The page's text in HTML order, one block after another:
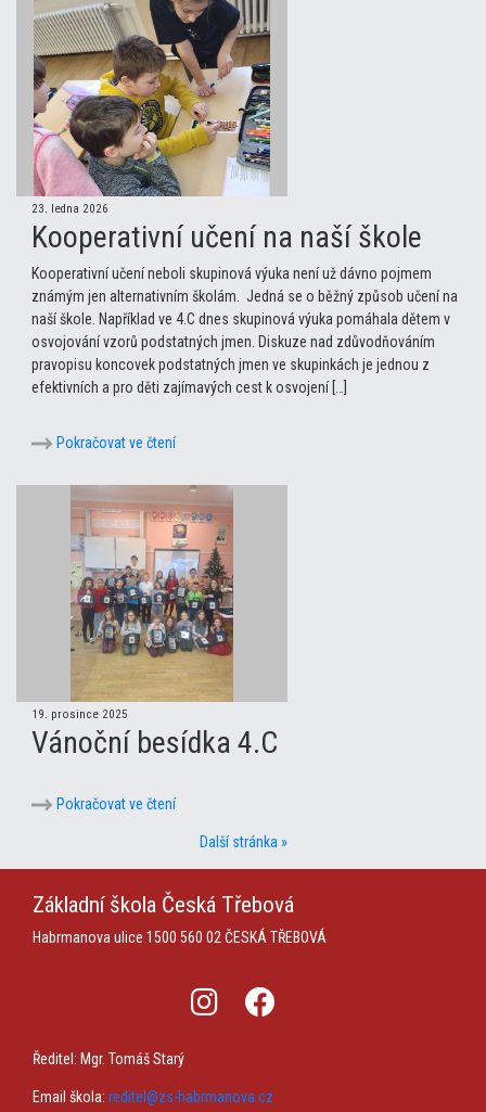
23. ledna 2026
Kooperativní učení na naší škole
Kooperativní učení neboli skupinová výuka není už dávno pojmem
známým jen alternativním školám. Jedná se o běžný způsob učení na
naší škole. Například ve 4.C dnes skupinová výuka pomáhala dětem v
osvojování vzorů podstatných jmen. Diskuze nad zdůvodňováním
pravopisu koncovek podstatných jmen ve skupinkách je jednou z
efektivních a pro děti zajímavých cest k osvojení […]
Pokračovat ve čtení
19. prosince 2025
Vánoční besídka 4.C
Pokračovat ve čtení
Další stránka »
Základní škola Česká Třebová
Habrmanova ulice 1500 560 02 ČESKÁ TŘEBOVÁ
Ředitel: Mgr. Tomáš Starý
Email škola: reditel@zs-habrmanova.cz